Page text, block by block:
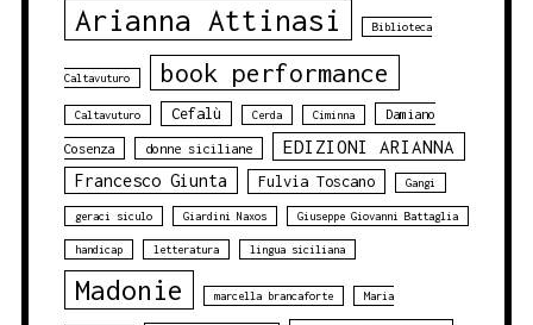
Arianna Attinasi Biblioteca
Caltavuturo book performance
Caltavuturo Cefalù Cerda Ciminna Damiano
Cosenza donne siciliane EDIZIONI ARIANNA
Francesco Giunta Fulvia Toscano Gangi
geraci siculo Giardini Naxos Giuseppe Giovanni Battaglia
handicap letteratura lingua siciliana
Madonie marcella brancaforte Maria